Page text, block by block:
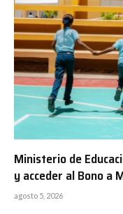
Ministerio de
y acceder al Bono a
agosto 5, 2026